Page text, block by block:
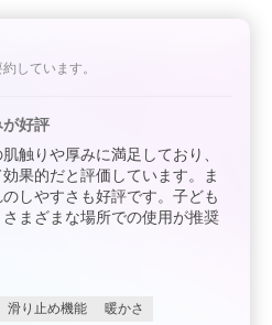
しています。
好評
触りや厚みに満足しており、
果的だと評価しています。ま
しやすさも好評です。子ども
まざまな場所での使用が推奨
滑り止め機能
暖かさ